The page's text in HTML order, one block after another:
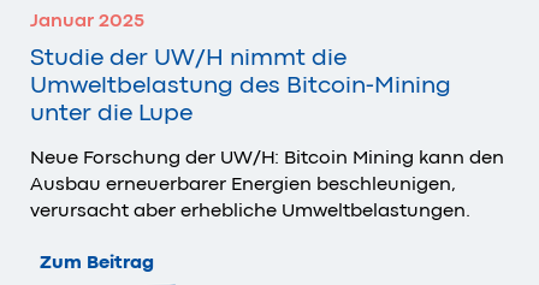
Januar 2025
Studie der UW/H nimmt die
Umweltbelastung des Bitcoin-Mining
unter die Lupe
Neue Forschung der UW/H: Bitcoin Mining kann den
Ausbau erneuerbarer Energien beschleunigen,
verursacht aber erhebliche Umweltbelastungen.
Zum Beitrag